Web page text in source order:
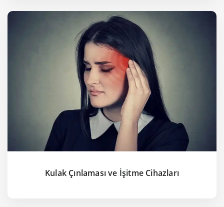
Kulak Çınlaması ve İşitme Cihazları